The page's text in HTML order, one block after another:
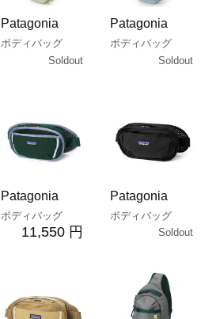
Patagonia
ボディバッグ
Soldout
Patagonia
ボディバッグ
Soldout
Patagonia
ボディバッグ
11,550 円
Patagonia
ボディバッグ
Soldout